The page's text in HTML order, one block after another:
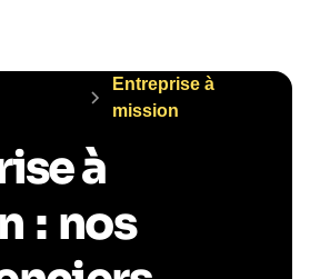
Entreprise à
mission
à
: nos